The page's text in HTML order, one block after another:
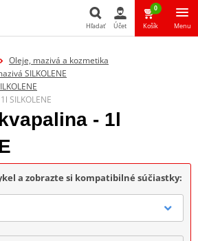
Hľadať Účet
0
Košík Menu
Oleje, mazivá a kozmetika
SILKOLENE
SILKOLENE
- 1l
a zobrazte si kompatibilné súčiastky: